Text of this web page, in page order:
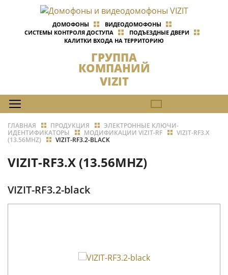
ДОМОФОНЫ
ВИДЕОДОМОФОНЫ
СИСТЕМЫ КОНТРОЛЯ ДОСТУПА
ПОДЪЕЗДНЫЕ ДВЕРИ
КАЛИТКИ ВХОДА НА ТЕРРИТОРИЮ
ГРУППА
КОМПАНИЙ
VIZIT
ГЛАВНАЯ ПРОДУКЦИЯ
ЭЛЕКТРОННЫЕ КЛЮЧИ-
ИДЕНТИФИКАТОРЫ
МОДИФИКАЦИИ VIZIT-RF
VIZIT-RF3.X
(13.56MHZ)
VIZIT-RF3.2-BLACK
VIZIT-RF3.X (13.56MHZ)
VIZIT-RF3.2-black